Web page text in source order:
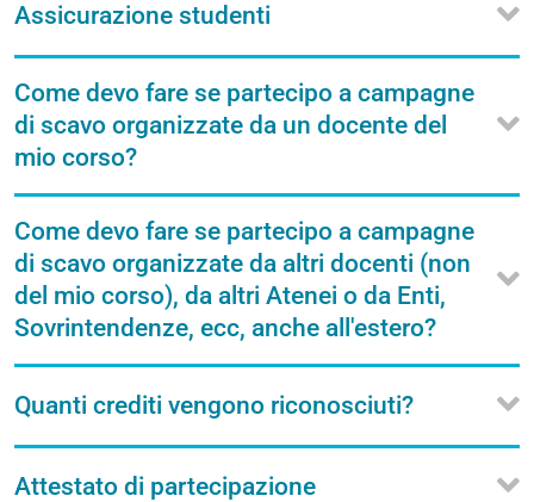
Assicurazione studenti
Come devo fare se partecipo a campagne
di scavo organizzate da un docente del
mio corso?
Come devo fare se partecipo a campagne
di scavo organizzate da altri docenti (non
del mio corso), da altri Atenei o da Enti,
Sovrintendenze, ecc, anche all'estero?
Quanti crediti vengono riconosciuti?
Attestato di partecipazione